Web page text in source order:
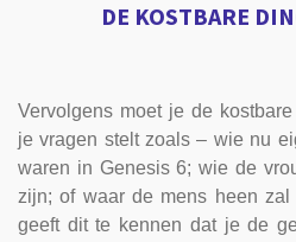
DE KOSTBARE
Vervolgens moet je de
je vragen stelt zoals – wie nu
waren in Genesis 6; wie de
zijn; of waar de mens heen
geeft dit te kennen dat je de